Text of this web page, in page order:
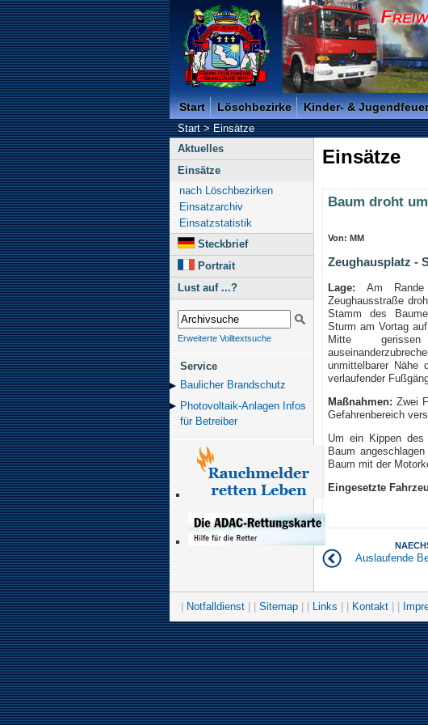
Freiwillige Feuerwehr der
Start Löschbezirke Kinder- &
Start>Einsätze
Aktuelles
Einsätze
nach Löschbezirken
Einsatzarchiv
Einsatzstatistik
Steckbrief
Portrait
Lust auf ...?
Erweiterte Volltextsuche
Service
Baulicher Brand­schutz
Photovoltaik-Anlagen Infos
für Betreiber
Einsätze
Baum droht
Von: MM
Zeughausplatz -
Lage: Am
Zeughausstraße
Stamm des
Sturm am Vortag
Mitte
unmittelbarer Nähe
verlaufender
Maßnahmen: Zwei
Gefahrenbereich
Um ein Kippen des
Baum
Baum mit der
Eingesetzte
Auslaufende
Notfalldienst Sitemap Links Kontakt